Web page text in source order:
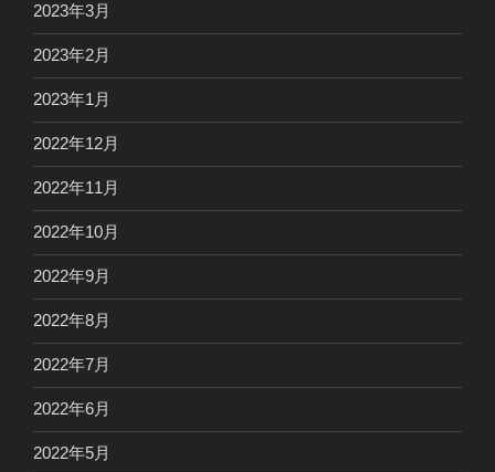
2023年3月
2023年2月
2023年1月
2022年12月
2022年11月
2022年10月
2022年9月
2022年8月
2022年7月
2022年6月
2022年5月